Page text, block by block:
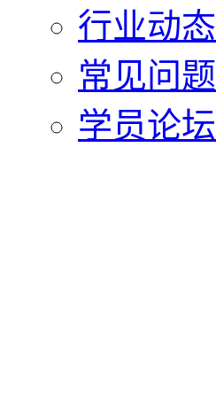
行业动态
常见问题
学员论坛